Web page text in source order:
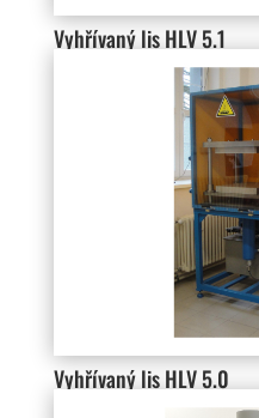
Vyhřívaný lis HLV 5.1
Vyhřívaný lis HLV 5.0